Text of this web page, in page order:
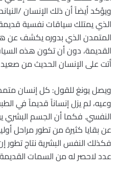
ويؤكد أيضاً أن ذلك الإنسان /
الذي يمتلك سياقات نفسية
المتمدن الذي بدوره يكشف عن
القديمة، دون أن تكون هذه
أتت على الإنسان الحديث من صعيد
ويصل يونغ للقول: كل إنسان
وعيه، لم يزل إنساناً قديماً في
النفسي. فكما أن الجسم البشري
عن بقايا كثيرة من تطور مراحل
فكذلك النفس البشرية نتاج تطور
عدد لاحصر له من السمات